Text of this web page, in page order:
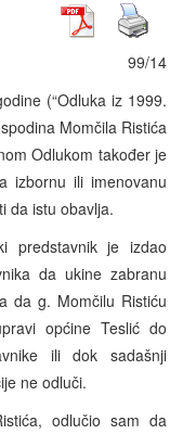
99/14
(“Odluka iz 1999.
Momčila Ristića
Odlukom također je
izbornu ili imenovanu
da istu obavlja.
predstavnik je izdao
da ukine zabranu
da g. Momčilu Ristiću
općine Teslić do
ili dok sadašnji
ne odluči.
odlučio sam da